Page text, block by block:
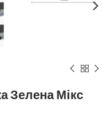
Зелена Мікс